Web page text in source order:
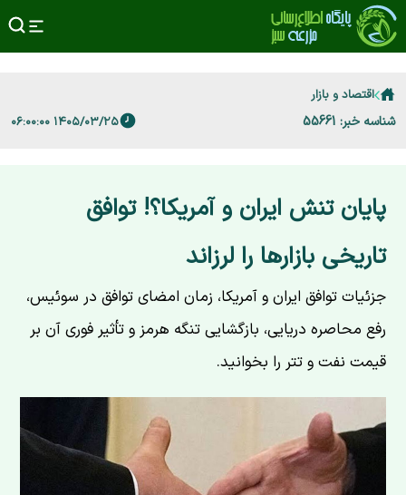
اقتصاد و بازار
شناسه خبر: 55661 ۱۴۰۵/۰۳/۲۵ ۰۶:۰۰:۰۰
پایان تنش ایران و آمریکا؟! توافق
تاریخی بازارها را لرزاند
جزئیات توافق ایران و آمریکا، زمان امضای توافق در سوئیس،
رفع محاصره دریایی، بازگشایی تنگه هرمز و تأثیر فوری آن بر
قیمت نفت و تتر را بخوانید.